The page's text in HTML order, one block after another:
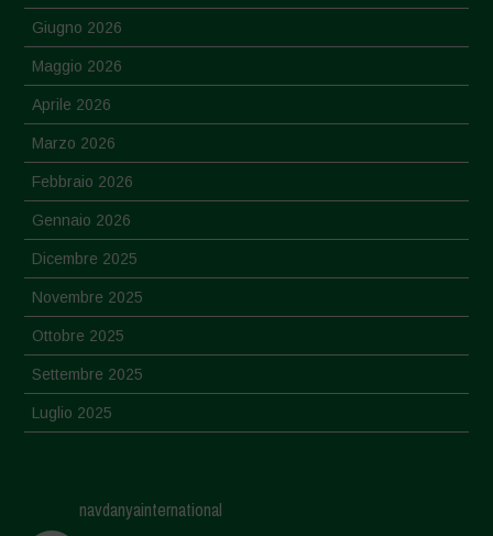
Giugno 2026
Maggio 2026
Aprile 2026
Marzo 2026
Febbraio 2026
Gennaio 2026
Dicembre 2025
Novembre 2025
Ottobre 2025
Settembre 2025
Luglio 2025
Aprile 2025
navdanyainternational